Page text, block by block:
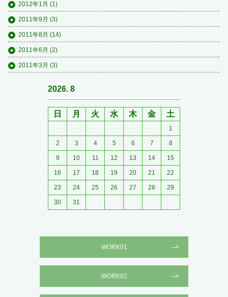
2012年1月 (1)
2011年9月 (3)
2011年8月 (14)
2011年6月 (2)
2011年3月 (3)
2026. 8
日 月 火 水 木 金 土
1
2 3 4 5 6 7 8
9 10 11 12 13 14 15
16 17 18 19 20 21 22
23 24 25 26 27 28 29
30 31
WORK01
WORK02